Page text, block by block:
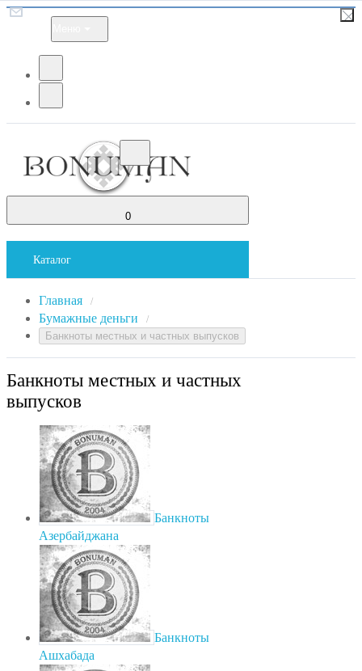
0
Каталог
Главная /
Бумажные деньги /
Банкноты местных и частных выпусков
Банкноты местных и частных
выпусков
Банкноты
Азербайджана
Банкноты
Ашхабада